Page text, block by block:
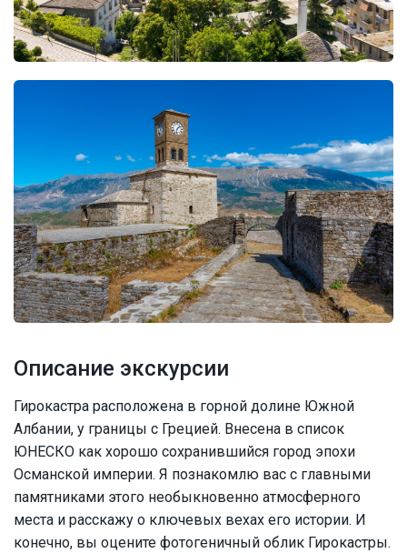
Описание экскурсии
Гирокастра расположена в горной долине Южной
Албании, у границы с Грецией. Внесена в список
ЮНЕСКО как хорошо сохранившийся город эпохи
Османской империи. Я познакомлю вас с главными
памятниками этого необыкновенно атмосферного
места и расскажу о ключевых вехах его истории. И
конечно, вы оцените фотогеничный облик Гирокастры.